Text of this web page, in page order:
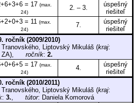
= 17 (max.
24)
2. – 3.
úspešný
riešiteľ
= 11 (max.
24)
7.
úspešný
riešiteľ
ročník (2009/2010)
Liptovský Mikuláš (kraj:
ZA), ročník: 2.
= 17 (max.
24)
4.
úspešný
riešiteľ
ročník (2010/2011)
Liptovský Mikuláš (kraj:
: 3., tútor: Daniela Komorová